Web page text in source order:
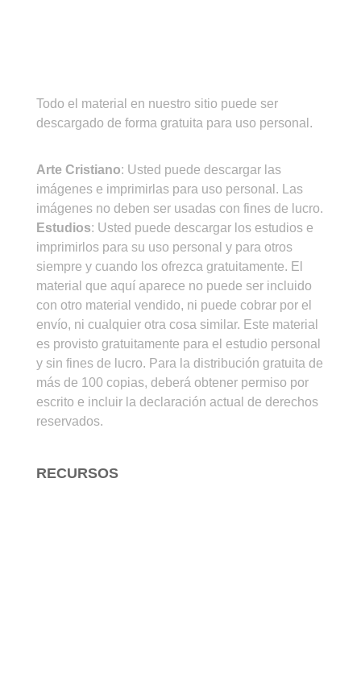
Todo el material en nuestro sitio puede ser
descargado de forma gratuita para uso personal.
Arte Cristiano: Usted puede descargar las
imágenes e imprimirlas para uso personal. Las
imágenes no deben ser usadas con fines de lucro.
Estudios: Usted puede descargar los estudios e
imprimirlos para su uso personal y para otros
siempre y cuando los ofrezca gratuitamente. El
material que aquí aparece no puede ser incluido
con otro material vendido, ni puede cobrar por el
envío, ni cualquier otra cosa similar. Este material
es provisto gratuitamente para el estudio personal
y sin fines de lucro. Para la distribución gratuita de
más de 100 copias, deberá obtener permiso por
escrito e incluir la declaración actual de derechos
reservados.
RECURSOS